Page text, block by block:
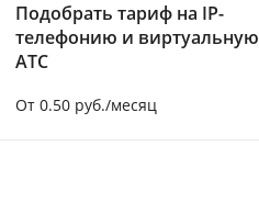
Подобрать тариф на IP-
телефонию и виртуальную
АТС
От 0.50 руб./месяц